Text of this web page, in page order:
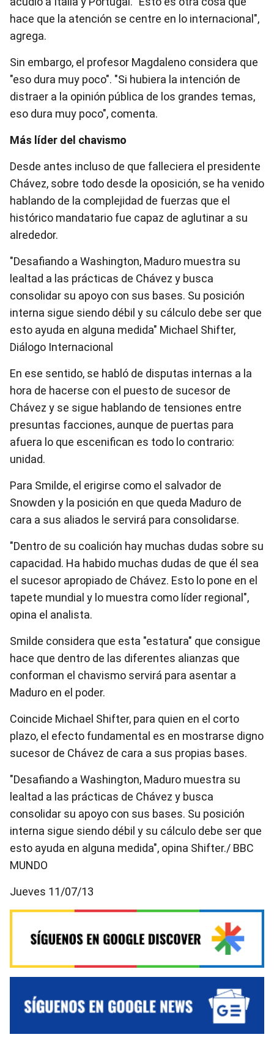
hace que la atención se centre en lo internacional",
agrega.
Sin embargo, el profesor Magdaleno considera que
"eso dura muy poco". "Si hubiera la intención de
distraer a la opinión pública de los grandes temas,
eso dura muy poco", comenta.
Más líder del chavismo
Desde antes incluso de que falleciera el presidente
Chávez, sobre todo desde la oposición, se ha venido
hablando de la complejidad de fuerzas que el
histórico mandatario fue capaz de aglutinar a su
alrededor.
"Desafiando a Washington, Maduro muestra su
lealtad a las prácticas de Chávez y busca
consolidar su apoyo con sus bases. Su posición
interna sigue siendo débil y su cálculo debe ser que
esto ayuda en alguna medida" Michael Shifter,
Diálogo Internacional
En ese sentido, se habló de disputas internas a la
hora de hacerse con el puesto de sucesor de
Chávez y se sigue hablando de tensiones entre
presuntas facciones, aunque de puertas para
afuera lo que escenifican es todo lo contrario:
unidad.
Para Smilde, el erigirse como el salvador de
Snowden y la posición en que queda Maduro de
cara a sus aliados le servirá para consolidarse.
"Dentro de su coalición hay muchas dudas sobre su
capacidad. Ha habido muchas dudas de que él sea
el sucesor apropiado de Chávez. Esto lo pone en el
tapete mundial y lo muestra como líder regional",
opina el analista.
Smilde considera que esta "estatura" que consigue
hace que dentro de las diferentes alianzas que
conforman el chavismo servirá para asentar a
Maduro en el poder.
Coincide Michael Shifter, para quien en el corto
plazo, el efecto fundamental es en mostrarse digno
sucesor de Chávez de cara a sus propias bases.
"Desafiando a Washington, Maduro muestra su
lealtad a las prácticas de Chávez y busca
consolidar su apoyo con sus bases. Su posición
interna sigue siendo débil y su cálculo debe ser que
esto ayuda en alguna medida", opina Shifter./ BBC
MUNDO
Jueves 11/07/13